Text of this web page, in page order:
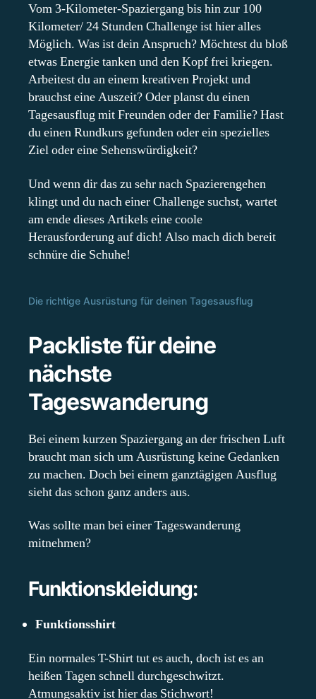
Vom 3-Kilometer-Spaziergang bis hin zur 100
Kilometer/ 24 Stunden Challenge ist hier alles
Möglich. Was ist dein Anspruch? Möchtest du bloß
etwas Energie tanken und den Kopf frei kriegen.
Arbeitest du an einem kreativen Projekt und
brauchst eine Auszeit? Oder planst du einen
Tagesausflug mit Freunden oder der Familie? Hast
du einen Rundkurs gefunden oder ein spezielles
Ziel oder eine Sehenswürdigkeit?
Und wenn dir das zu sehr nach Spazierengehen
klingt und du nach einer Challenge suchst, wartet
am ende dieses Artikels eine coole
Herausforderung auf dich! Also mach dich bereit
schnüre die Schuhe!
Die richtige Ausrüstung für deinen Tagesausflug
Packliste für deine
nächste
Tageswanderung
Bei einem kurzen Spaziergang an der frischen Luft
braucht man sich um Ausrüstung keine Gedanken
zu machen. Doch bei einem ganztägigen Ausflug
sieht das schon ganz anders aus.
Was sollte man bei einer Tageswanderung
mitnehmen?
Funktionskleidung:
Funktionsshirt
Ein normales T-Shirt tut es auch, doch ist es an
heißen Tagen schnell durchgeschwitzt.
Atmungsaktiv ist hier das Stichwort!